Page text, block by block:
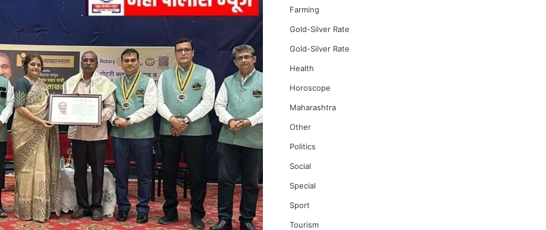
Farming
Gold-Silver Rate
Gold-Silver Rate
Health
Horoscope
Maharashtra
Other
Politics
Social
Special
Sport
Tourism